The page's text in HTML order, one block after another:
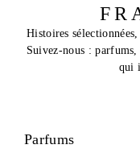
Histoires
Suivez-nous :
qui
Parfums